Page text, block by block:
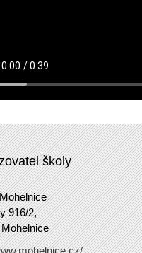
školy
916/2,